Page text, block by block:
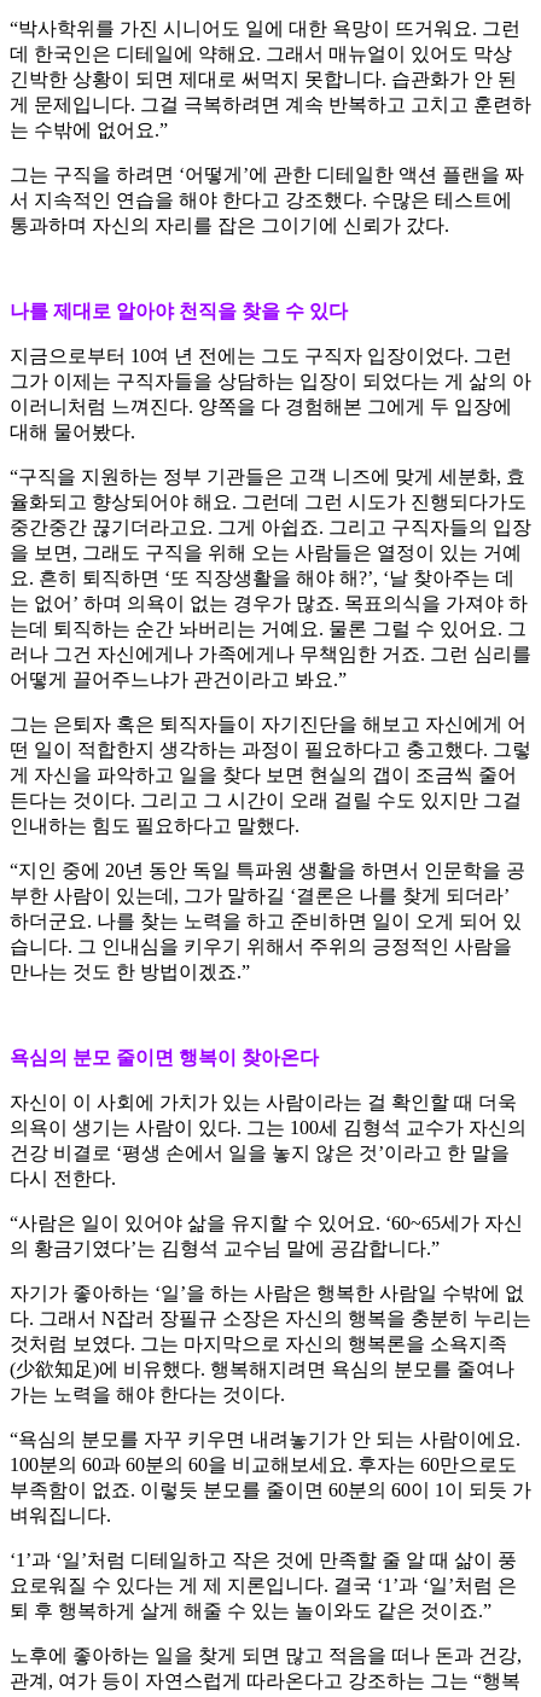
“박사학위를 가진 시니어도 일에 대한 욕망이 뜨거워요. 그런
데 한국인은 디테일에 약해요. 그래서 매뉴얼이 있어도 막상
긴박한 상황이 되면 제대로 써먹지 못합니다. 습관화가 안 된
게 문제입니다. 그걸 극복하려면 계속 반복하고 고치고 훈련하
는 수밖에 없어요.”
그는 구직을 하려면 ‘어떻게’에 관한 디테일한 액션 플랜을 짜
서 지속적인 연습을 해야 한다고 강조했다. 수많은 테스트에
통과하며 자신의 자리를 잡은 그이기에 신뢰가 갔다.
나를 제대로 알아야 천직을 찾을 수 있다
지금으로부터 10여 년 전에는 그도 구직자 입장이었다. 그런
그가 이제는 구직자들을 상담하는 입장이 되었다는 게 삶의 아
이러니처럼 느껴진다. 양쪽을 다 경험해본 그에게 두 입장에
대해 물어봤다.
“구직을 지원하는 정부 기관들은 고객 니즈에 맞게 세분화, 효
율화되고 향상되어야 해요. 그런데 그런 시도가 진행되다가도
중간중간 끊기더라고요. 그게 아쉽죠. 그리고 구직자들의 입장
을 보면, 그래도 구직을 위해 오는 사람들은 열정이 있는 거예
요. 흔히 퇴직하면 ‘또 직장생활을 해야 해?’, ‘날 찾아주는 데
는 없어’ 하며 의욕이 없는 경우가 많죠. 목표의식을 가져야 하
는데 퇴직하는 순간 놔버리는 거예요. 물론 그럴 수 있어요. 그
러나 그건 자신에게나 가족에게나 무책임한 거죠. 그런 심리를
어떻게 끌어주느냐가 관건이라고 봐요.”
그는 은퇴자 혹은 퇴직자들이 자기진단을 해보고 자신에게 어
떤 일이 적합한지 생각하는 과정이 필요하다고 충고했다. 그렇
게 자신을 파악하고 일을 찾다 보면 현실의 갭이 조금씩 줄어
든다는 것이다. 그리고 그 시간이 오래 걸릴 수도 있지만 그걸
인내하는 힘도 필요하다고 말했다.
“지인 중에 20년 동안 독일 특파원 생활을 하면서 인문학을 공
부한 사람이 있는데, 그가 말하길 ‘결론은 나를 찾게 되더라’
하더군요. 나를 찾는 노력을 하고 준비하면 일이 오게 되어 있
습니다. 그 인내심을 키우기 위해서 주위의 긍정적인 사람을
만나는 것도 한 방법이겠죠.”
욕심의 분모 줄이면 행복이 찾아온다
자신이 이 사회에 가치가 있는 사람이라는 걸 확인할 때 더욱
의욕이 생기는 사람이 있다. 그는 100세 김형석 교수가 자신의
건강 비결로 ‘평생 손에서 일을 놓지 않은 것’이라고 한 말을
다시 전한다.
“사람은 일이 있어야 삶을 유지할 수 있어요. ‘60~65세가 자신
의 황금기였다’는 김형석 교수님 말에 공감합니다.”
자기가 좋아하는 ‘일’을 하는 사람은 행복한 사람일 수밖에 없
다. 그래서 N잡러 장필규 소장은 자신의 행복을 충분히 누리는
것처럼 보였다. 그는 마지막으로 자신의 행복론을 소욕지족
(少欲知足)에 비유했다. 행복해지려면 욕심의 분모를 줄여나
가는 노력을 해야 한다는 것이다.
“욕심의 분모를 자꾸 키우면 내려놓기가 안 되는 사람이에요.
100분의 60과 60분의 60을 비교해보세요. 후자는 60만으로도
부족함이 없죠. 이렇듯 분모를 줄이면 60분의 60이 1이 되듯 가
벼워집니다.
‘1’과 ‘일’처럼 디테일하고 작은 것에 만족할 줄 알 때 삶이 풍
요로워질 수 있다는 게 제 지론입니다. 결국 ‘1’과 ‘일’처럼 은
퇴 후 행복하게 살게 해줄 수 있는 놀이와도 같은 것이죠.”
노후에 좋아하는 일을 찾게 되면 많고 적음을 떠나 돈과 건강,
관계, 여가 등이 자연스럽게 따라온다고 강조하는 그는 “행복